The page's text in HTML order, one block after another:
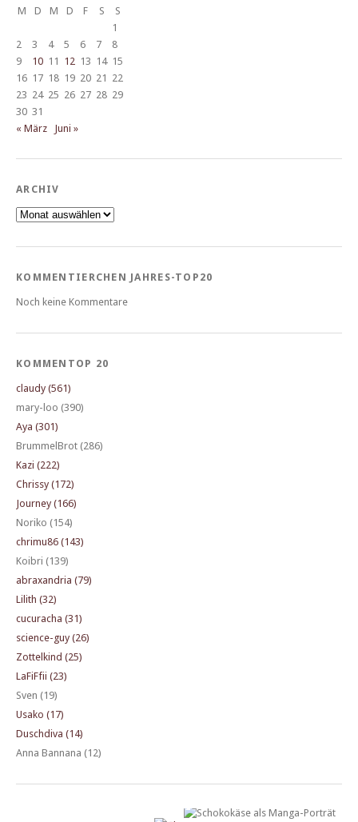
M
D M D F S
S
1
2
3 4 5 6 7
8
9
10 11 12 13 14 15
16 17 18 19 20 21 22
23 24 25 26 27 28 29
30 31
« März
Juni »
ARCHIV
Archiv
KOMMENTIERCHEN JAHRES-TOP20
Noch keine Kommentare
KOMMENTOP 20
claudy (561)
mary-loo (390)
Aya (301)
BrummelBrot (286)
Kazi (222)
Chrissy (172)
Journey (166)
Noriko (154)
chrimu86 (143)
Koibri (139)
abraxandria (79)
Lilith (32)
cucuracha (31)
science-guy (26)
Zottelkind (25)
LaFiFfii (23)
Sven (19)
Usako (17)
Duschdiva (14)
Anna Bannana (12)